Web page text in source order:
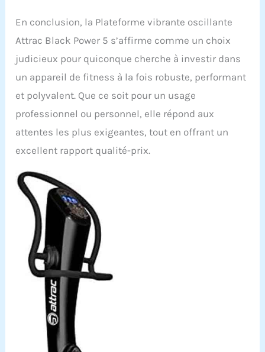
En conclusion, la Plateforme vibrante oscillante
Attrac Black Power 5 s’affirme comme un choix
judicieux pour quiconque cherche à investir dans
un appareil de fitness à la fois robuste, performant
et polyvalent. Que ce soit pour un usage
professionnel ou personnel, elle répond aux
attentes les plus exigeantes, tout en offrant un
excellent rapport qualité-prix.